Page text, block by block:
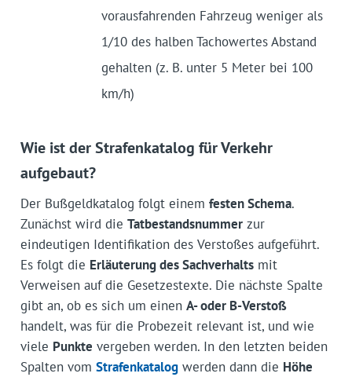
vorausfahrenden Fahrzeug weniger als
1/10 des halben Tachowertes Abstand
gehalten (z. B. unter 5 Meter bei 100
km/h)
Wie ist der Strafenkatalog für Verkehr
aufgebaut?
Der Bußgeldkatalog folgt einem festen Schema.
Zunächst wird die Tatbestandsnummerzur
eindeutigen Identifikation des Verstoßes aufgeführt.
Es folgt die Erläuterung des Sachverhaltsmit
Verweisen auf die Gesetzestexte. Die nächste Spalte
gibt an, ob es sich um einen A- oder B-Verstoß
handelt, was für die Probezeit relevant ist, und wie
viele Punkte vergeben werden. In den letzten beiden
Spalten vom Strafenkatalogwerden dann die Höhe